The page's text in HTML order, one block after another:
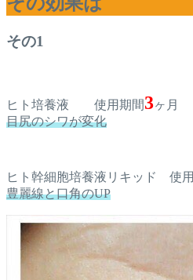
その1
ヒト培養液 使用期間3ヶ月
目尻のシワが変化
ヒト幹細胞培養液リキッド 使用
豊麗線と口角のUP